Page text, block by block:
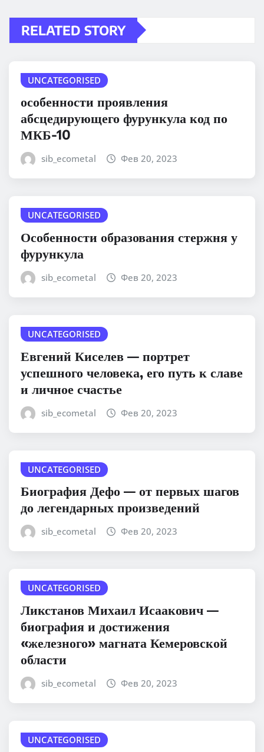
RELATED STORY
UNCATEGORISED
особенности проявления
абсцедирующего фурункула код по
МКБ-10
sib_ecometal Фев 20, 2023
UNCATEGORISED
Особенности образования стержня у
фурункула
sib_ecometal Фев 20, 2023
UNCATEGORISED
Евгений Киселев — портрет
успешного человека, его путь к славе
и личное счастье
sib_ecometal Фев 20, 2023
UNCATEGORISED
Биография Дефо — от первых шагов
до легендарных произведений
sib_ecometal Фев 20, 2023
UNCATEGORISED
Ликстанов Михаил Исаакович —
биография и достижения
«железного» магната Кемеровской
области
sib_ecometal Фев 20, 2023
UNCATEGORISED